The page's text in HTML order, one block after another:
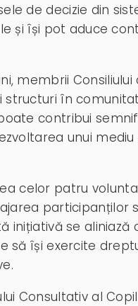
de decizie din
și își pot aduce
membrii
în
contribui
unui
celor patru
participanților
inițiativă se
să își exercite
Consultativ al